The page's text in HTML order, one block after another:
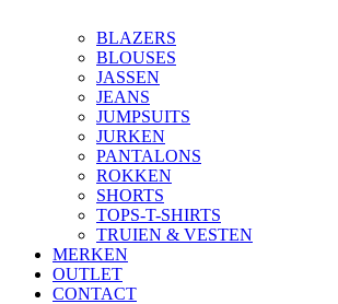
BLAZERS
BLOUSES
JASSEN
JEANS
JUMPSUITS
JURKEN
PANTALONS
ROKKEN
SHORTS
TOPS-T-SHIRTS
TRUIEN & VESTEN
MERKEN
OUTLET
CONTACT